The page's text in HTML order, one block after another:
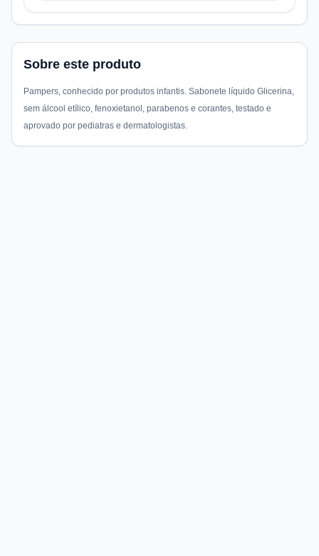
Sobre este produto
Pampers, conhecido por produtos infantis. Sabonete líquido Glicerina,
sem álcool etílico, fenoxietanol, parabenos e corantes, testado e
aprovado por pediatras e dermatologistas.